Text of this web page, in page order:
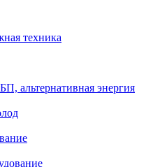
техника
альтернативная энергия